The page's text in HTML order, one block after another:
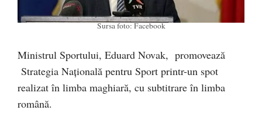
Sursa foto: Facebook
Ministrul Sportului, Eduard Novak, promovează
Strategia Națională pentru Sport printr-un spot
realizat în limba maghiară, cu subtitrare în limba
română.